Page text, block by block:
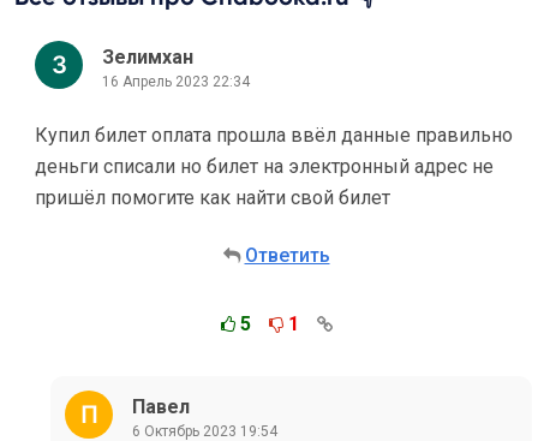
Зелимхан
16 Апрель 2023 22:34
Купил билет оплата прошла ввёл данные правильно
деньги списали но билет на электронный адрес не
пришёл помогите как найти свой билет
Ответить
5 1
Павел
6 Октябрь 2023 19:54